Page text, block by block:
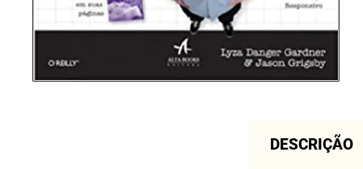
DESCRIÇÃO